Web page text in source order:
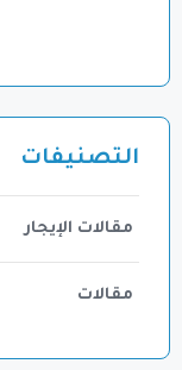
التصنيفات
مقالات الإيجار
مقالات